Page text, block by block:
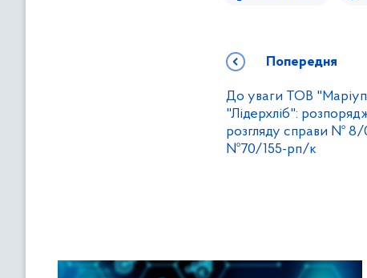
Попередня
До уваги ТОВ
"Лідерхліб":
розгляду справи № 8/
№70/155-рп/к